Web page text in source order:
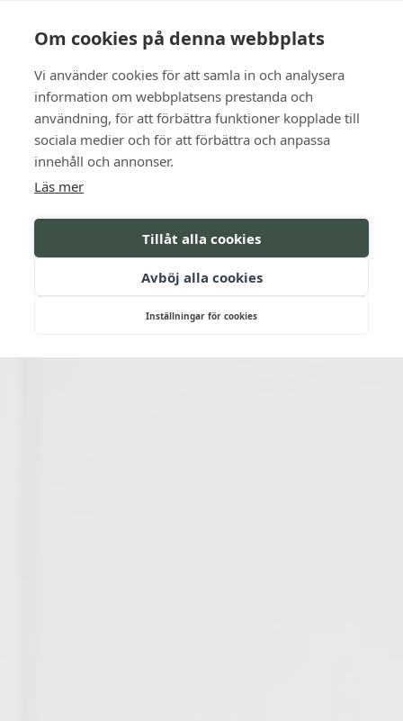
Om cookies på denna webbplats
Vi använder cookies för att samla in och analysera
information om webbplatsens prestanda och
användning, för att förbättra funktioner kopplade till
sociala medier och för att förbättra och anpassa
innehåll och annonser.
Läs mer
Tillåt alla cookies
Avböj alla cookies
Inställningar för cookies
BOKA